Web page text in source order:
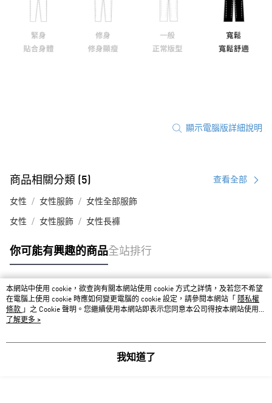
顯示電腦版詳細說明
商品相關分類 (5) 查看全部
女性 女性服飾 女性全部服飾
女性 女性服飾 女性長褲
你可能有興趣的商品全站排行
熱門標籤
本網站中使用 cookie，欲查詢有關本網站使用 cookie 方式之詳情，及若您不希望
在電腦上使用 cookie 時應如何變更電腦的 cookie 設定，請參閱本網站「
隱私權
條款 」之 Cookie 聲明。您繼續使用本網站即表示您同意本公司得按本網站使用條
款之 Cookie 聲明使用 cookie。
了解更多 >
我知道了